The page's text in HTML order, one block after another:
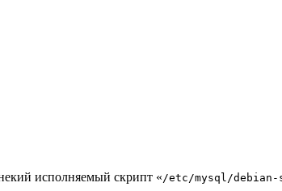
исполняемый скрипт « /etc/mysql/